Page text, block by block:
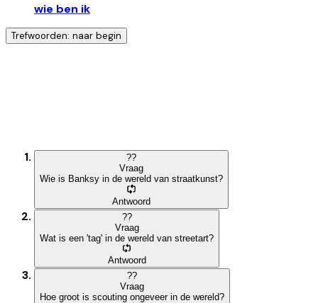
wie ben ik
Trefwoorden: naar begin
??
Vraag
Wie is Banksy in de wereld van straatkunst?
Antwoord
??
Vraag
Wat is een 'tag' in de wereld van streetart?
Antwoord
??
Vraag
Hoe groot is scouting ongeveer in de wereld?